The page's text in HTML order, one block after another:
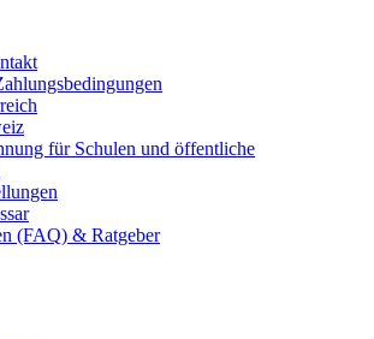
für Schulen und öffentliche
(FAQ) & Ratgeber